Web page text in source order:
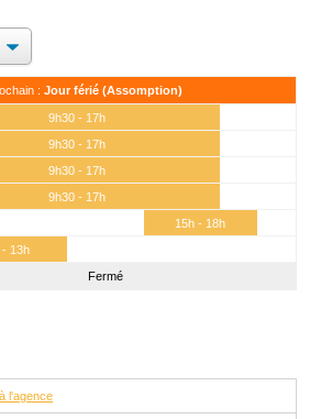
: Jour férié (Assomption)
9h30 - 17h
9h30 - 17h
9h30 - 17h
9h30 - 17h
15h - 18h
- 13h
Fermé
l'agence